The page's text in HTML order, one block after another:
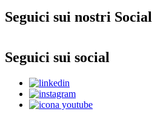
Seguici sui nostri Social
Seguici sui social